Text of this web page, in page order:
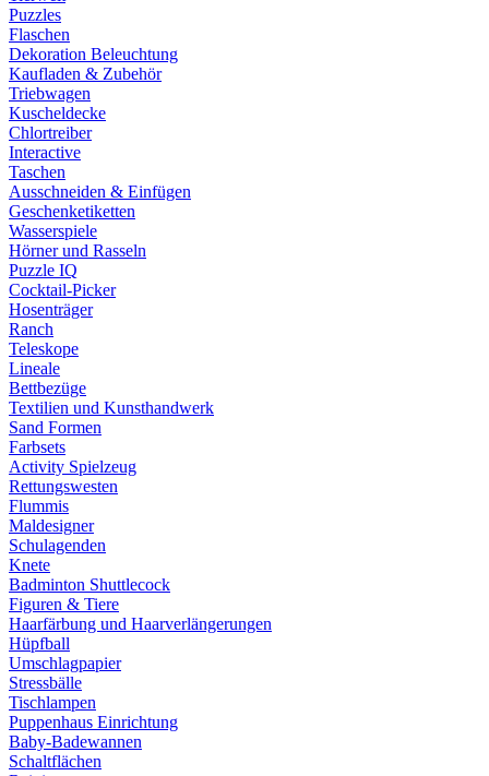
Puzzles
Flaschen
Dekoration Beleuchtung
Kaufladen & Zubehör
Triebwagen
Kuscheldecke
Chlortreiber
Interactive
Taschen
Ausschneiden & Einfügen
Geschenketiketten
Wasserspiele
Hörner und Rasseln
Puzzle IQ
Cocktail-Picker
Hosenträger
Ranch
Teleskope
Lineale
Bettbezüge
Textilien und Kunsthandwerk
Sand Formen
Farbsets
Activity Spielzeug
Rettungswesten
Flummis
Maldesigner
Schulagenden
Knete
Badminton Shuttlecock
Figuren & Tiere
Haarfärbung und Haarverlängerungen
Hüpfball
Umschlagpapier
Stressbälle
Tischlampen
Puppenhaus Einrichtung
Baby-Badewannen
Schaltflächen